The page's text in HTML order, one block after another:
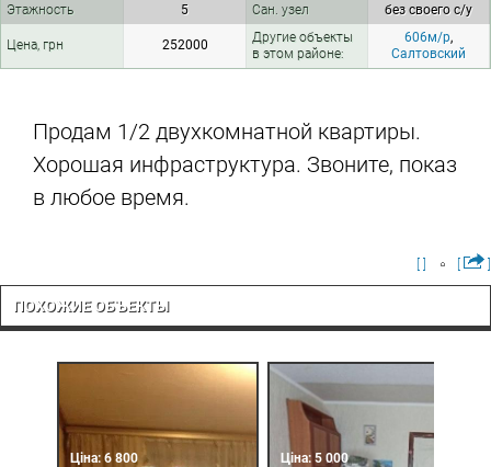
Этажность 5 Сан. узел без своего с/у
Цена, грн 252000
Другие объекты
в этом районе:
606м/р,
Салтовский
Продам 1/2 двухкомнатной квартиры.
Хорошая инфраструктура. Звоните, показ
в любое время.
ПОХОЖИЕ ОБЪЕКТЫ
Ціна: 6 800
Ціна: 5 000